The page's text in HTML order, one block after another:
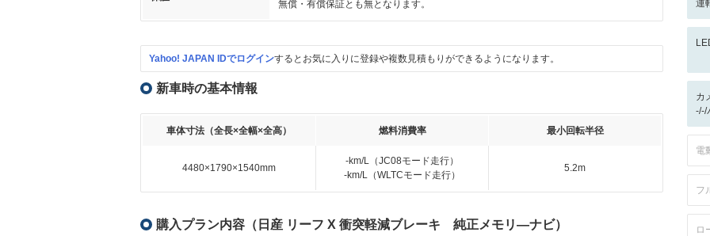
無償・有償保証とも無となります。
Yahoo! JAPAN IDでログインするとお気に入りに登録や複数見積もりができるようになります。
新車時の基本情報
車体寸法（全長×全幅×全高） 燃料消費率 最小回転半径
4480×1790×1540mm
-km/L（JC08モード走行）
-km/L（WLTCモード走行）
5.2m
購入プラン内容（日産 リーフ X 衝突軽減ブレーキ 純正メモリ―ナビ）
運
カ
-/-/
電
フ
ロ